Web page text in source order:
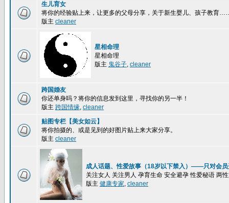
生儿育女
将你的经验贴上来，让更多的父母分享，关于新生婴儿、孩子教育
版主 cleaner
星相命理
星相命理
版主 鬼谷子, cleaner
跨国婚友
你还单身吗？将你的信息发到这里，寻找你的另一半！
版主 跨国情缘, cleaner
贴图专栏【美女如云】
将你拍摄的、或是见到的好图片贴上来大家分享。
版主 cleaner
成人话题、性爱故事（18岁以下禁入）——只对会员
关注女人 关注男人 孕育生命 安全避孕 性爱秘语 两
版主 健康专家, cleaner